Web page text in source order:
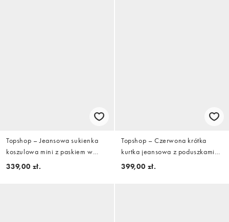
Topshop – Jeansowa sukienka
koszulowa mini z paskiem w
kolorze kości słoniowej
339,00 zł.
Topshop – Czerwona krótka
kurtka jeansowa z poduszkami
na ramionach
399,00 zł.